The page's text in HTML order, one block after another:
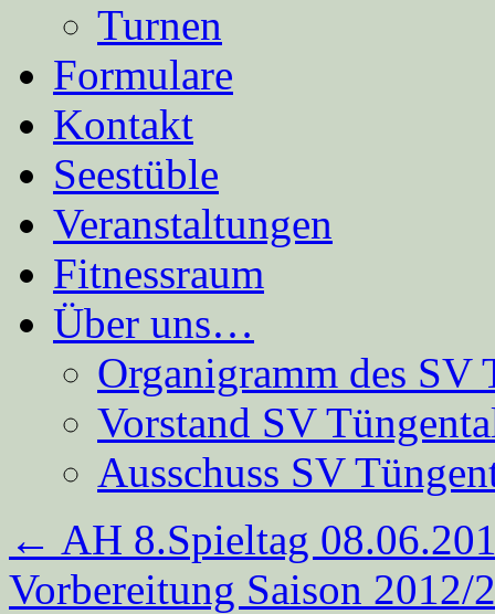
Turnen
Formulare
Kontakt
Seestüble
Veranstaltungen
Fitnessraum
Über uns…
Organigramm des SV
Vorstand SV
Ausschuss SV
← AH 8.Spieltag
Vorbereitung Saison 2012/